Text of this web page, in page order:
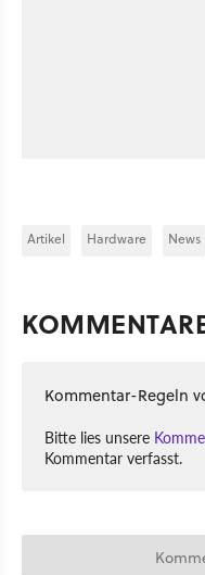
Artikel Hardware News
Kommentar-Regeln
Bitte lies unsere
Kommentar verfasst.